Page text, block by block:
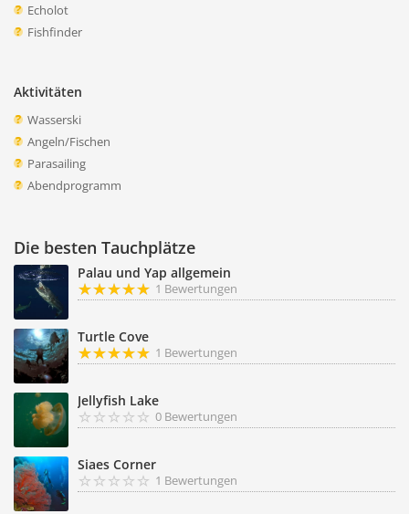
Echolot
Fishfinder
Aktivitäten
Wasserski
Angeln/Fischen
Parasailing
Abendprogramm
Die besten Tauchplätze
Palau und Yap allgemein
1 Bewertungen
Turtle Cove
1 Bewertungen
Jellyfish Lake
0 Bewertungen
Siaes Corner
1 Bewertungen